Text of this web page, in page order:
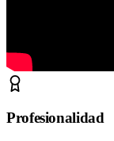
Profesionalidad